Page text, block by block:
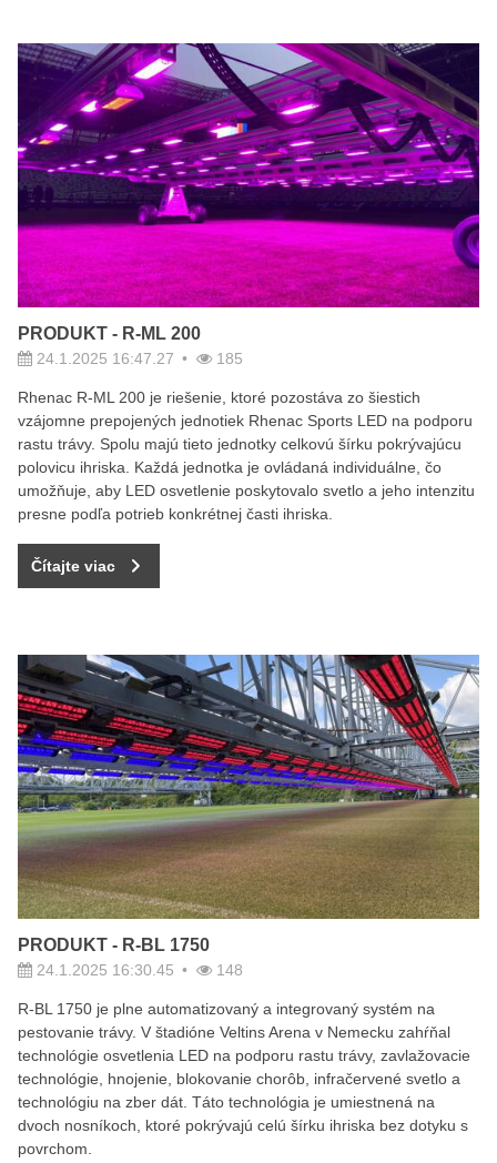
PRODUKT - R-ML 200
24.1.2025 16:47.27 185
Rhenac R-ML 200 je riešenie, ktoré pozostáva zo šiestich
vzájomne prepojených jednotiek Rhenac Sports LED na podporu
rastu trávy. Spolu majú tieto jednotky celkovú šírku pokrývajúcu
polovicu ihriska. Každá jednotka je ovládaná individuálne, čo
umožňuje, aby LED osvetlenie poskytovalo svetlo a jeho intenzitu
presne podľa potrieb konkrétnej časti ihriska.
Čítajte viac
PRODUKT - R-BL 1750
24.1.2025 16:30.45 148
R-BL 1750 je plne automatizovaný a integrovaný systém na
pestovanie trávy. V štadióne Veltins Arena v Nemecku zahŕňal
technológie osvetlenia LED na podporu rastu trávy, zavlažovacie
technológie, hnojenie, blokovanie chorôb, infračervené svetlo a
technológiu na zber dát. Táto technológia je umiestnená na
dvoch nosníkoch, ktoré pokrývajú celú šírku ihriska bez dotyku s
povrchom.